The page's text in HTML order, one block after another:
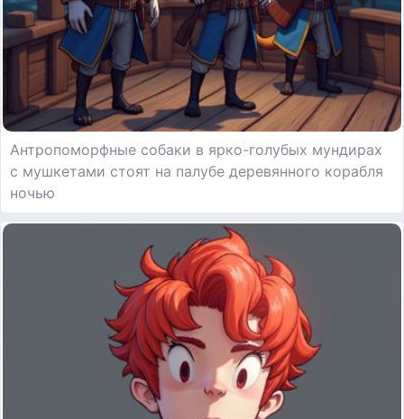
Антропоморфные собаки в ярко-голубых мундирах
с мушкетами стоят на палубе деревянного корабля
ночью